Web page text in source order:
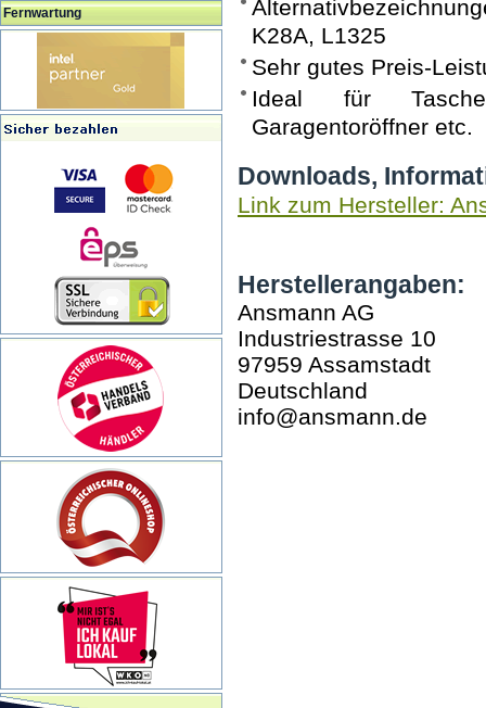
Fernwartung
K28A, L1325
Sehr gutes Preis-
Ideal für
Garagentoröffner etc.
Downloads,
Link zum Hersteller:
Herstellerangaben:
Ansmann AG
Industriestrasse 10
97959 Assamstadt
Deutschland
info@ansmann.de